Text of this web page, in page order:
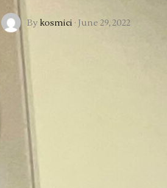
By kosmici · June 29, 2022